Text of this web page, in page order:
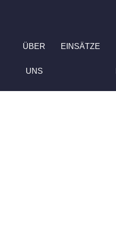
ÜBER
UNS
EINSÄTZE